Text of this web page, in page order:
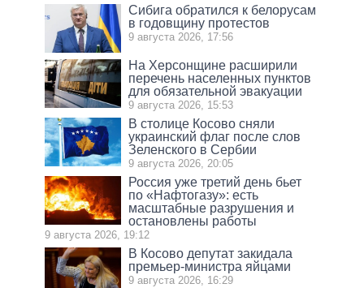
Сибига обратился к белорусам
в годовщину протестов
9 августа 2026, 17:56
На Херсонщине расширили
перечень населенных пунктов
для обязательной эвакуации
9 августа 2026, 15:53
В столице Косово сняли
украинский флаг после слов
Зеленского в Сербии
9 августа 2026, 20:05
Россия уже третий день бьет
по «Нафтогазу»: есть
масштабные разрушения и
остановлены работы
9 августа 2026, 19:12
В Косово депутат закидала
премьер-министра яйцами
9 августа 2026, 16:29